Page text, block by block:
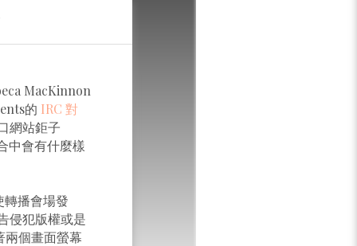
MacKinnon
的 IRC 對
網站鉅子
中會有什麼樣
轉播會場發
侵犯版權或是
兩個畫面螢幕